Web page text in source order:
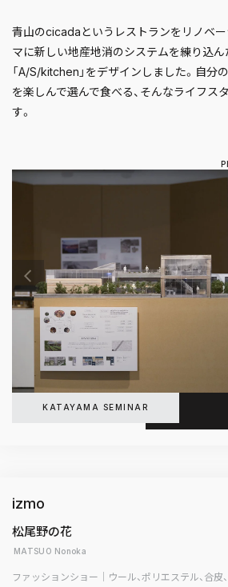
青山のcicadaというレストランをリノベー
マに新しい地産地消のシステムを練り込ん
「A/S/kitchen」をデザインしました。自分
を楽しんで選んで食べる、そんなライフス
す。
KATAYAMA SEMINAR
izmo
松尾野の花
MATSUO Nonoka
ファッションショー｜ウール、ポリエステル、合皮